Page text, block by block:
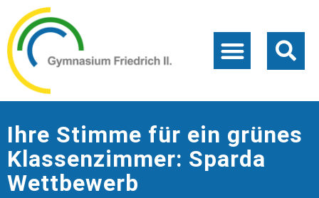
Ihre Stimme für ein grünes
Klassenzimmer: Sparda
Wettbewerb